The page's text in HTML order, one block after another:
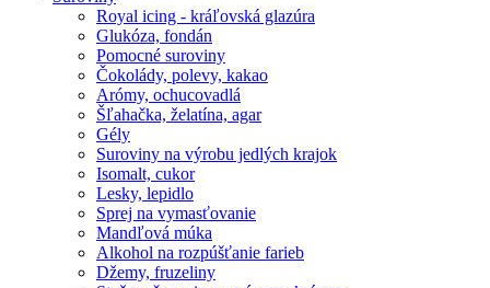
Royal icing - kráľovská glazúra
Glukóza, fondán
Pomocné suroviny
Čokolády, polevy, kakao
Arómy, ochucovadlá
Šľahačka, želatína, agar
Gély
Suroviny na výrobu jedlých krajok
Isomalt, cukor
Lesky, lepidlo
Sprej na vymasťovanie
Mandľová múka
Alkohol na rozpúšťanie farieb
Džemy, fruzeliny